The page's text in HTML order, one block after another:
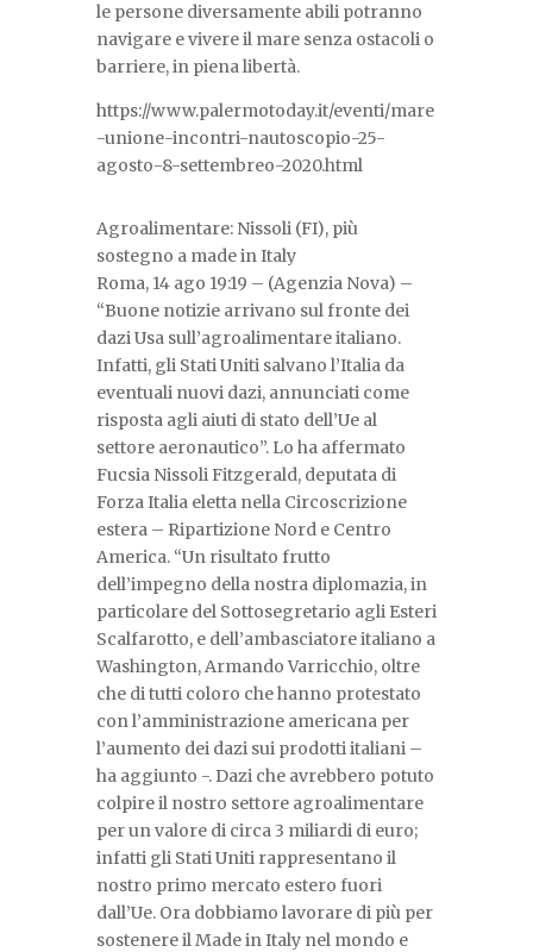
le persone diversamente abili potranno
navigare e vivere il mare senza ostacoli o
barriere, in piena libertà.
https://www.palermotoday.it/eventi/mare
-unione-incontri-nautoscopio-25-
agosto-8-settembreo-2020.html
Agroalimentare: Nissoli (FI), più
sostegno a made in Italy
Roma, 14 ago 19:19 – (Agenzia Nova) –
“Buone notizie arrivano sul fronte dei
dazi Usa sull’agroalimentare italiano.
Infatti, gli Stati Uniti salvano l’Italia da
eventuali nuovi dazi, annunciati come
risposta agli aiuti di stato dell’Ue al
settore aeronautico”. Lo ha affermato
Fucsia Nissoli Fitzgerald, deputata di
Forza Italia eletta nella Circoscrizione
estera – Ripartizione Nord e Centro
America. “Un risultato frutto
dell’impegno della nostra diplomazia, in
particolare del Sottosegretario agli Esteri
Scalfarotto, e dell’ambasciatore italiano a
Washington, Armando Varricchio, oltre
che di tutti coloro che hanno protestato
con l’amministrazione americana per
l’aumento dei dazi sui prodotti italiani –
ha aggiunto -. Dazi che avrebbero potuto
colpire il nostro settore agroalimentare
per un valore di circa 3 miliardi di euro;
infatti gli Stati Uniti rappresentano il
nostro primo mercato estero fuori
dall’Ue. Ora dobbiamo lavorare di più per
sostenere il Made in Italy nel mondo e